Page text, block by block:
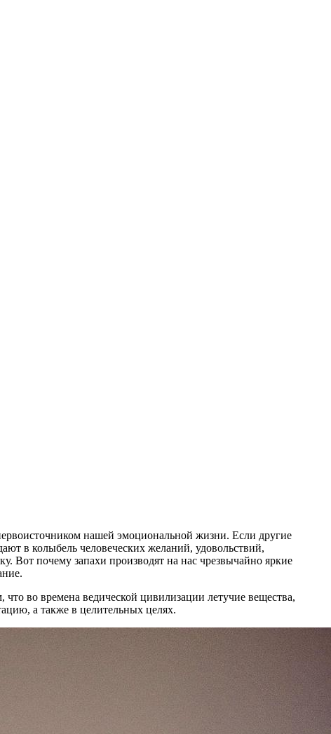
нашей эмоциональной жизни. Если другие
в колыбель человеческих желаний, удовольствий,
Вот почему запахи производят на нас чрезвычайно яркие
во времена ведической цивилизации летучие вещества,
а также в целительных целях.